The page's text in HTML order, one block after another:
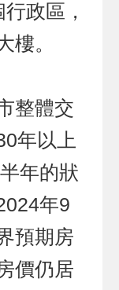
政區，
樓。
整體交
年以上
年的狀
年9
預期房
價仍居